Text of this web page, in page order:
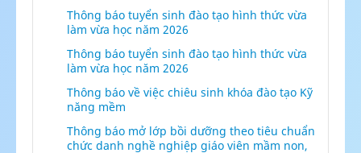
Thông báo tuyển sinh đào tạo hình thức vừa
làm vừa học năm 2026
Thông báo tuyển sinh đào tạo hình thức vừa
làm vừa học năm 2026
Thông báo về việc chiêu sinh khóa đào tạo Kỹ
năng mềm
Thông báo mở lớp bồi dưỡng theo tiêu chuẩn
chức danh nghề nghiệp giáo viên mầm non,